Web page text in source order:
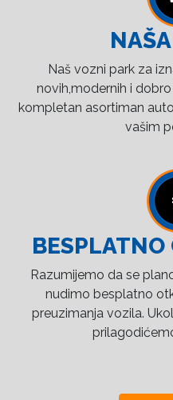
Naš vozni park za
novih,modernih i
kompletan asortiman
vašim
Razumijemo da se
nudimo besplatno
preuzimanja vozila.